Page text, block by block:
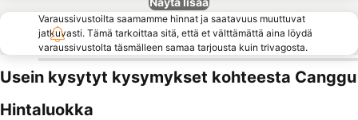
Varaussivustoilta saamamme hinnat ja saatavuus muuttuvat
jatkuvasti. Tämä tarkoittaa sitä, että et välttämättä aina löydä
varaussivustolta täsmälleen samaa tarjousta kuin trivagosta.
Usein kysytyt kysymykset kohteesta Canggu
Hintaluokka